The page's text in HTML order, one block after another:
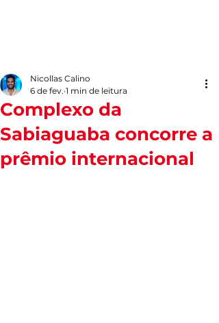
Complexo da
Sabiaguaba concorre a
prêmio internacional
Nicollas Calino
6 de fev. 1 min de leitura